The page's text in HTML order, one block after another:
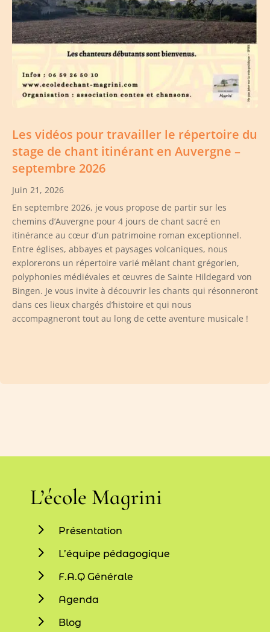
Les vidéos pour travailler le répertoire du
stage de chant itinérant en Auvergne –
septembre 2026
Juin 21, 2026
En septembre 2026, je vous propose de partir sur les
chemins d’Auvergne pour 4 jours de chant sacré en
itinérance au cœur d’un patrimoine roman exceptionnel.
Entre églises, abbayes et paysages volcaniques, nous
explorerons un répertoire varié mêlant chant grégorien,
polyphonies médiévales et œuvres de Sainte Hildegard von
Bingen. Je vous invite à découvrir les chants qui résonneront
dans ces lieux chargés d’histoire et qui nous
accompagneront tout au long de cette aventure musicale !
L’école Magrini
5 Présentation
5 L’équipe pédagogique
5 F.A.Q Générale
5 Agenda
5 Blog